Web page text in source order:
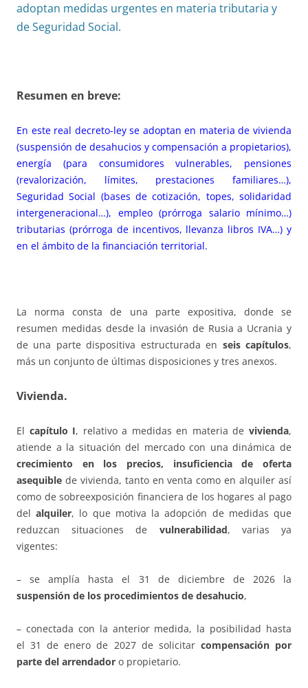
adoptan medidas urgentes en materia tributaria y
de Seguridad Social.
Resumen en breve:
En este real decreto-ley se adoptan en materia de vivienda
(suspensión de desahucios y compensación a propietarios),
energía (para consumidores vulnerables, pensiones
(revalorización, límites, prestaciones familiares…),
Seguridad Social (bases de cotización, topes, solidaridad
intergeneracional…), empleo (prórroga salario mínimo…)
tributarias (prórroga de incentivos, llevanza libros IVA…) y
en el ámbito de la financiación territorial.
La norma consta de una parte expositiva, donde se
resumen medidas desde la invasión de Rusia a Ucrania y
de una parte dispositiva estructurada en seis capítulos,
más un conjunto de últimas disposiciones y tres anexos.
Vivienda.
El capítulo I, relativo a medidas en materia devivienda,
atiende a la situación del mercado con una dinámica de
crecimiento en los precios, insuficiencia de oferta
asequible de vivienda, tanto en venta como en alquiler así
como de sobreexposición financiera de los hogares al pago
delalquiler, lo que motiva la adopción de medidas que
reduzcan situaciones de vulnerabilidad, varias ya
vigentes:
– se amplía hasta el 31 de diciembre de 2026 la
suspensión de los procedimientos de desahucio,
– conectada con la anterior medida, la posibilidad hasta
el 31 de enero de 2027 de solicitar compensación por
parte del arrendador o propietario.